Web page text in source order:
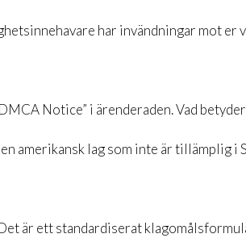
har invändningar mot er
Notice” i ärenderaden. Vad
amerikansk lag som inte är tillämplig i
Det är ett standardiserat